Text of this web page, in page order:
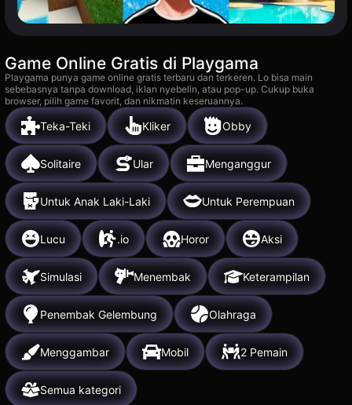
Game Online Gratis di Playgama
Playgama punya game online gratis terbaru dan terkeren. Lo bisa main
sebebasnya tanpa download, iklan nyebelin, atau pop-up. Cukup buka
browser, pilih game favorit, dan nikmatin keseruannya.
Teka-Teki Kliker Obby
Solitaire Ular Menganggur
Untuk Anak Laki-Laki Untuk Perempuan
Lucu .io Horor Aksi
Simulasi Menembak Keterampilan
Penembak Gelembung Olahraga
Menggambar Mobil 2 Pemain
Semua kategori